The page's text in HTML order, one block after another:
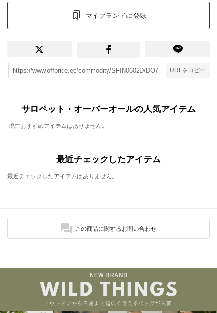
マイブランドに登録
URLをコピー
サロペット・オーバーオールの人気アイテム
現在おすすめアイテムはありません。
最近チェックしたアイテム
最近チェックしたアイテムはありません。
この商品に関するお問い合わせ